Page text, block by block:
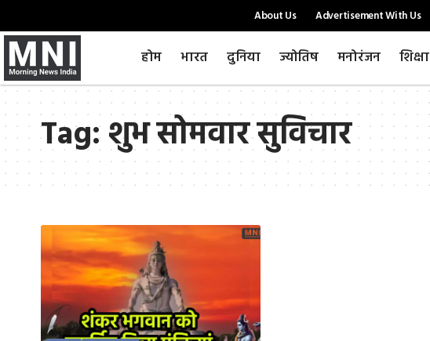
About Us Advertisement With Us
होम भारत दुनिया ज्योतिष मनोरंजन शिक्षा
Tag:शुभ सोमवार सुविचार